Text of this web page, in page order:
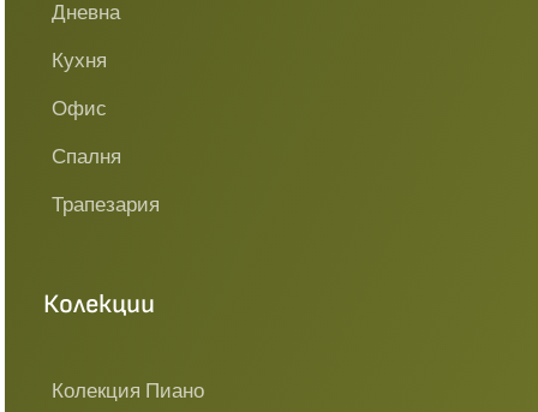
Дневна
Кухня
Офис
Спалня
Трапезария
Колекции
Колекция Пиано